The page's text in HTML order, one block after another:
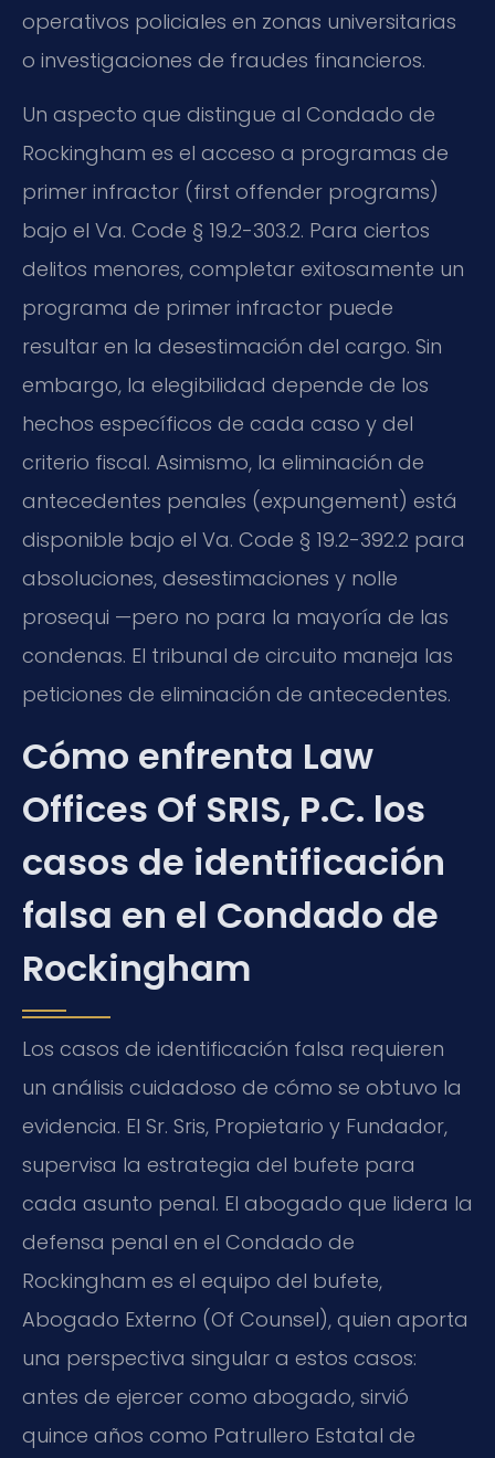
operativos policiales en zonas universitarias
o investigaciones de fraudes financieros.
Un aspecto que distingue al Condado de
Rockingham es el acceso a programas de
primer infractor (first offender programs)
bajo el Va. Code § 19.2-303.2. Para ciertos
delitos menores, completar exitosamente un
programa de primer infractor puede
resultar en la desestimación del cargo. Sin
embargo, la elegibilidad depende de los
hechos específicos de cada caso y del
criterio fiscal. Asimismo, la eliminación de
antecedentes penales (expungement) está
disponible bajo el Va. Code § 19.2-392.2 para
absoluciones, desestimaciones y nolle
prosequi —pero no para la mayoría de las
condenas. El tribunal de circuito maneja las
peticiones de eliminación de antecedentes.
Cómo enfrenta Law
Offices Of SRIS, P.C. los
casos de identificación
falsa en el Condado de
Rockingham
Los casos de identificación falsa requieren
un análisis cuidadoso de cómo se obtuvo la
evidencia. El Sr. Sris, Propietario y Fundador,
supervisa la estrategia del bufete para
cada asunto penal. El abogado que lidera la
defensa penal en el Condado de
Rockingham es el equipo del bufete,
Abogado Externo (Of Counsel), quien aporta
una perspectiva singular a estos casos:
antes de ejercer como abogado, sirvió
quince años como Patrullero Estatal de